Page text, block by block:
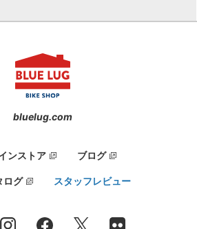
bluelug.com
ンストア ブログ
ログ スタッフレビュー